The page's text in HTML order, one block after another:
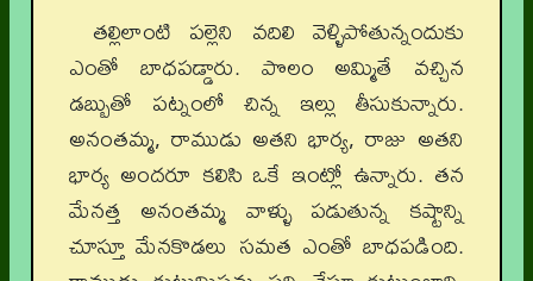
తల్లిలాంటి పల్లెని వదిలి వెళ్ళిపోతున్నందుకు
ఎంతో బాధపడ్డారు. పొలం అమ్మితే వచ్చిన
డబ్బుతో పట్నంలో చిన్న ఇల్లు తీసుకున్నారు.
అనంతమ్మ, రాముడు అతని భార్య, రాజు అతని
భార్య అందరూ కలిసి ఒకే ఇంట్లో ఉన్నారు. తన
మేనత్త అనంతమ్మ వాళ్ళు పడుతున్న కష్టాన్ని
చూస్తూ మేనకొడలు సమత ఎంతో బాధపడింది.